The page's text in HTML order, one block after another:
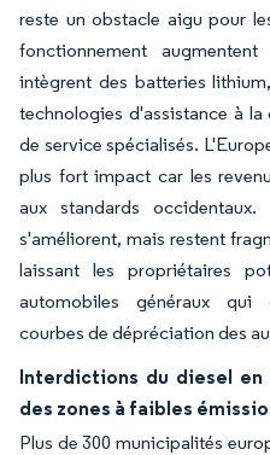
reste un obstacle aigu pour
fonctionnement
intègrent des batteries
technologies d'assistance à
de service spécialisés.
plus fort impact car les
aux standards
s'améliorent, mais restent
laissant les propriétaires
automobiles généraux qui
courbes de dépréciation des
Interdictions du diesel
des zones à faibles
Plus de 300 municipalités